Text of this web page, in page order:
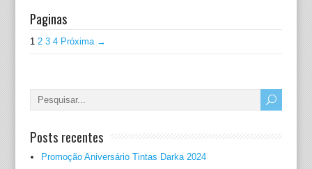
Paginas
1 2 3 4 Próxima →
Posts recentes
Promoção Aniversário Tintas Darka 2024